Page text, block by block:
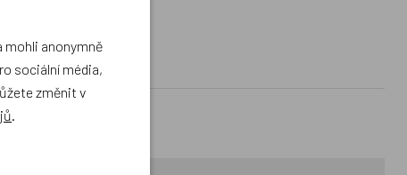
mohli anonymně
sociální média,
změnit v
.